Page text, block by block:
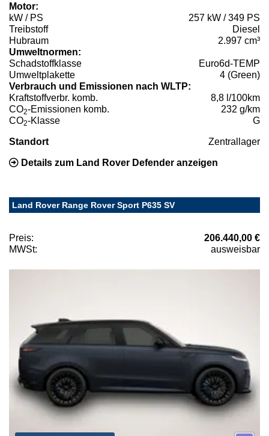
Motor:
kW / PS
257 kW / 349 PS
Treibstoff
Diesel
Hubraum
2.997 cm³
Umweltnormen:
Schadstoffklasse
Euro6d-TEMP
Umweltplakette
4 (Green)
Verbrauch und Emissionen nach WLTP:
Kraftstoffverbr. komb.
8,8 l/100km
CO2-Emissionen komb.
232 g/km
CO2-Klasse G
Standort Zentrallager
Details zum Land Rover Defender anzeigen
Land Rover Range Rover Sport P635 SV
Preis:
206.440,00 €
MWSt:
ausweisbar